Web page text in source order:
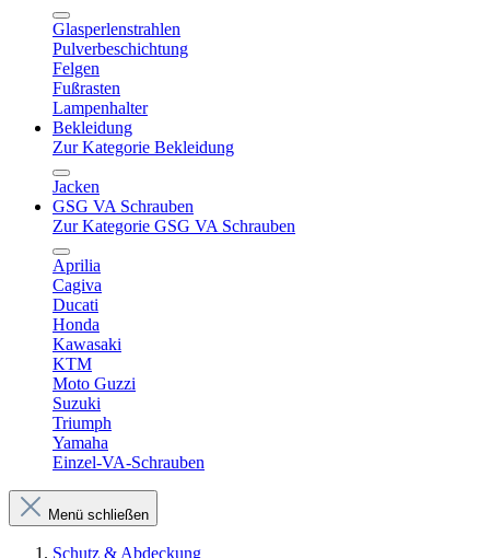
Glasperlenstrahlen
Pulverbeschichtung
Felgen
Fußrasten
Lampenhalter
Bekleidung
Zur Kategorie Bekleidung
Jacken
GSG VA Schrauben
Zur Kategorie GSG VA Schrauben
Aprilia
Cagiva
Ducati
Honda
Kawasaki
KTM
Moto Guzzi
Suzuki
Triumph
Yamaha
Einzel-VA-Schrauben
Menü schließen
Schutz & Abdeckung